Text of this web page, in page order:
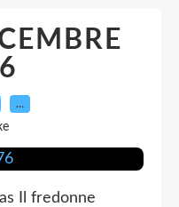
…
Il fredonne